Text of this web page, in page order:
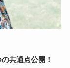
共通点公開！